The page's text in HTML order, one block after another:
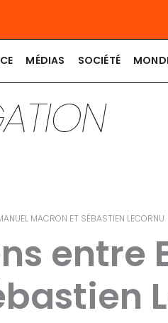
MÉDIAS SOCIÉTÉ
MACRON ET SÉBASTIEN LECORNU
entre